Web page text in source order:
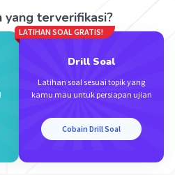
yang terverifikasi?
LATIHAN SOAL GRATIS!
Drill Soal
Latihan soal sesuai topik yang
kamu mau untuk persiapan ujian
Cobain Drill Soal